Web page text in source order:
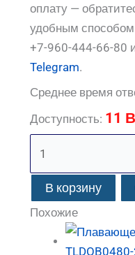
оплату —
удобным
+7-960-444-66-80
Telegram.
Среднее время
Доступность: 11
В корзину
Похожие